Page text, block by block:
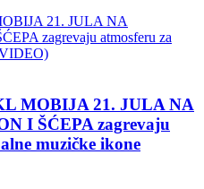
MOBIJA 21. JULA NA
I ŠĆEPA zagrevaju
muzičke ikone